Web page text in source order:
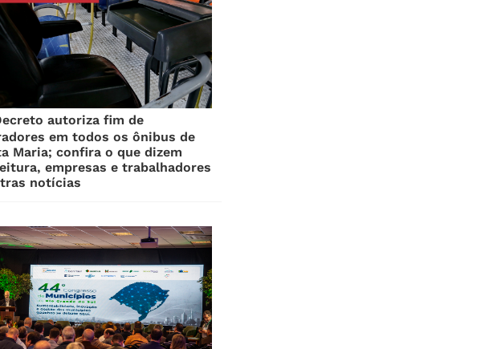
autoriza fim de
em todos os ônibus de
Maria; confira o que dizem
empresas e trabalhadores
notícias